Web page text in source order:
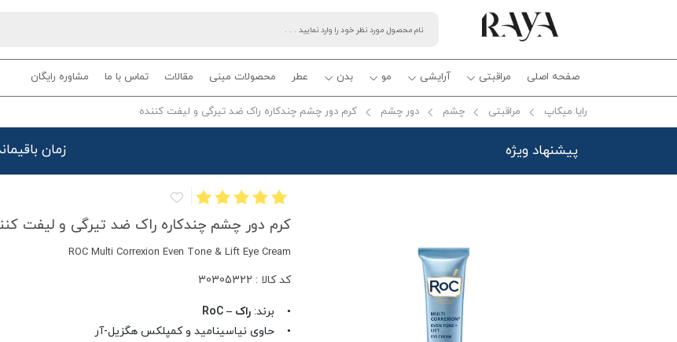
صفحه اصلی مراقبتی آرایشی مو بدن عطر محصولات مینی مقالات تماس با ما مشاوره رایگان
رایا میکاپ مراقبتی چشم دور چشم کرم دور چشم چندکاره راک ضد تیرگی و لیفت کننده
پیشنهاد ویژه زمان
کرم دور چشم چندکاره راک ضد تیرگی و لیفت
ROC Multi Correxion Even Tone & Lift Eye Cream
کد کالا : 30305322
• برند:راک – RoC
• حاوی نیاسینامید و کمپلکس هگزیل-آر